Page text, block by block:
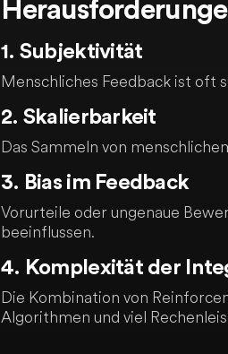
1. Subjektivität
Menschliches Feedback ist oft
2. Skalierbarkeit
Das Sammeln von
3. Bias im Feedback
Vorurteile oder ungenaue
beeinflussen.
4. Komplexität der
Die Kombination von
Algorithmen und viel